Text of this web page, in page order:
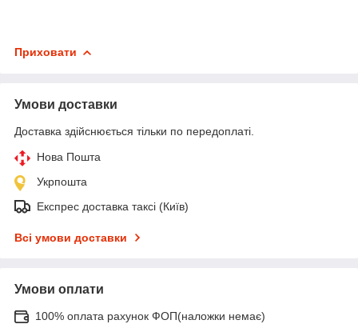
Приховати
Умови доставки
Доставка здійснюється тільки по передоплаті.
Нова Пошта
Укрпошта
Експрес доставка таксі (Київ)
Всі умови доставки
Умови оплати
100% оплата рахунок ФОП(наложки немає)